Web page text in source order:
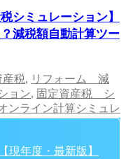
現年度・最新版】
シミュレーション】
減税額自動計算ツー
税, リフォーム 減
ョン, 固定資産税 シ
ンライン計算シミュレ